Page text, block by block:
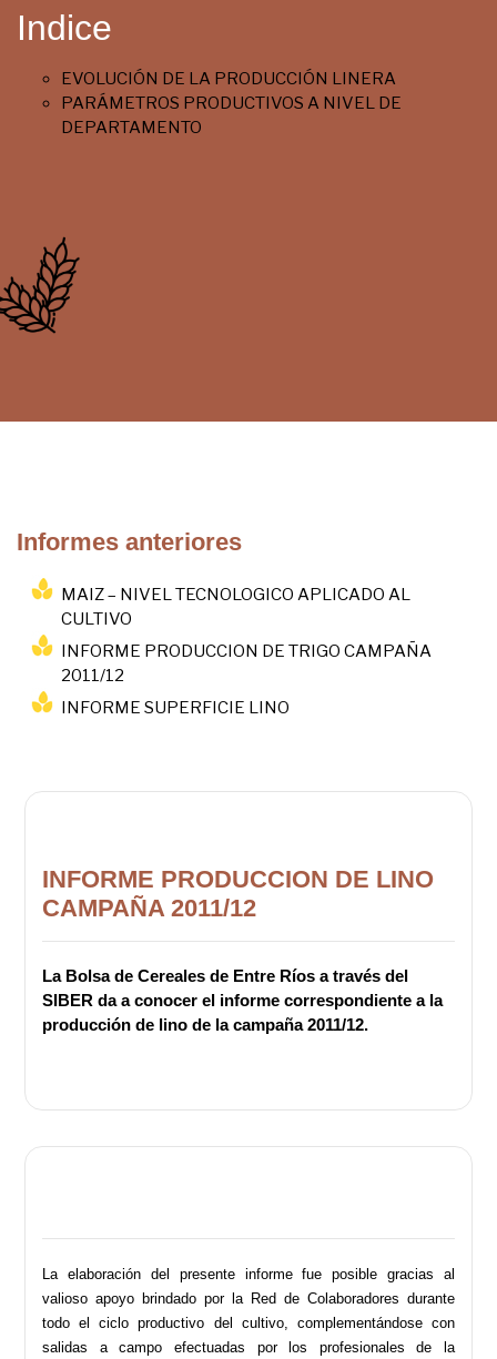
Indice
EVOLUCIÓN DE LA PRODUCCIÓN LINERA
PARÁMETROS PRODUCTIVOS A NIVEL DE
DEPARTAMENTO
Informes anteriores
MAIZ – NIVEL TECNOLOGICO APLICADO AL
CULTIVO
INFORME PRODUCCION DE TRIGO CAMPAÑA
2011/12
INFORME SUPERFICIE LINO
INFORME PRODUCCION DE LINO
CAMPAÑA 2011/12
La Bolsa de Cereales de Entre Ríos a través del
SIBER da a conocer el informe correspondiente a la
producción de lino de la campaña 2011/12.
La elaboración del presente informe fue posible gracias al
valioso apoyo brindado por la Red de Colaboradores durante
todo el ciclo productivo del cultivo, complementándose con
salidas a campo efectuadas por los profesionales de la